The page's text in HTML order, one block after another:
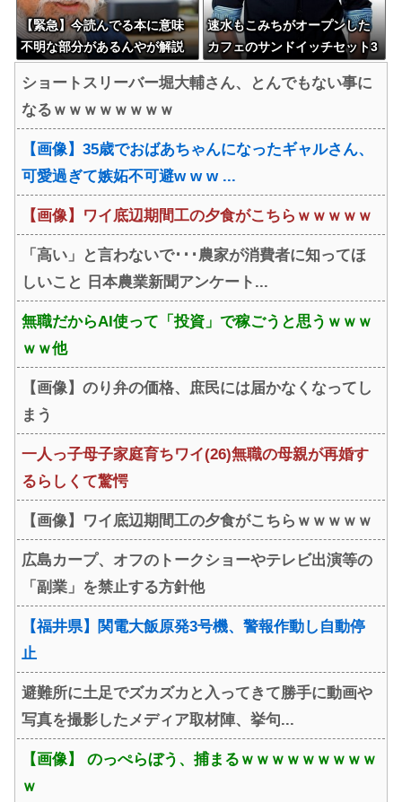
【緊急】今読んでる本に意味
不明な部分があるんやが解説
速水もこみちがオープンした
カフェのサンドイッチセット3
ショートスリーバー堀大輔さん、とんでもない事に
なるｗｗｗｗｗｗｗｗ
【画像】35歳でおばあちゃんになったギャルさん、
可愛過ぎて嫉妬不可避w w w ...
【画像】ワイ底辺期間工の夕食がこちらｗｗｗｗｗ
「高い」と言わないで･･･農家が消費者に知ってほ
しいこと 日本農業新聞アンケート...
無職だからAI使って「投資」で稼ごうと思うｗｗｗ
ｗｗ他
【画像】のり弁の価格、庶民には届かなくなってし
まう
一人っ子母子家庭育ちワイ(26)無職の母親が再婚す
るらしくて驚愕
【画像】ワイ底辺期間工の夕食がこちらｗｗｗｗｗ
広島カープ、オフのトークショーやテレビ出演等の
「副業」を禁止する方針他
【福井県】関電大飯原発3号機、警報作動し自動停
止
避難所に土足でズカズカと入ってきて勝手に動画や
写真を撮影したメディア取材陣、挙句...
【画像】 のっぺらぼう、捕まるｗｗｗｗｗｗｗｗｗ
ｗ